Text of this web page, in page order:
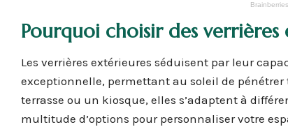
Pourquoi choisir des verrières
Les verrières extérieures séduisent par leur
exceptionnelle, permettant au soleil de
terrasse ou un kiosque, elles s’adaptent à
multitude d’options pour personnaliser votre